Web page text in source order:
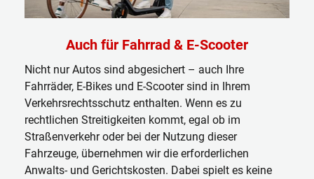
Auch für Fahrrad & E-Scooter
Nicht nur Autos sind abgesichert – auch Ihre
Fahrräder, E-Bikes und E-Scooter sind in Ihrem
Verkehrsrechtsschutz enthalten. Wenn es zu
rechtlichen Streitigkeiten kommt, egal ob im
Straßenverkehr oder bei der Nutzung dieser
Fahrzeuge, übernehmen wir die erforderlichen
Anwalts- und Gerichtskosten. Dabei spielt es keine